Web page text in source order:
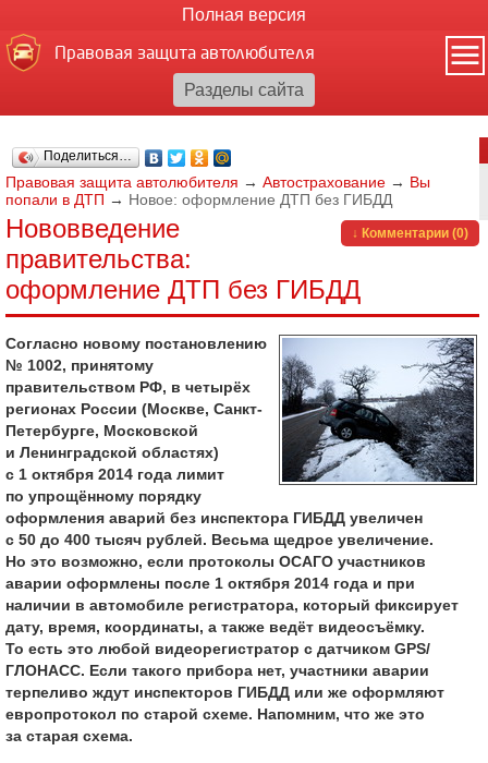
Полная версия
Правовая защита автолюбителя
Поделиться…
Правовая защита автолюбителя → Автострахование → Вы
попали в ДТП → Новое: оформление ДТП без ГИБДД
↓ Комментарии (0)
Нововведение
правительства:
оформление ДТП без ГИБДД
Согласно новому постановлению
№ 1002, принятому
правительством РФ, в четырёх
регионах России (Москве, Санкт-
Петербурге, Московской
и Ленинградской областях)
с 1 октября 2014 года лимит
по упрощённому порядку
оформления аварий без инспектора ГИБДД увеличен
с 50 до 400 тысяч рублей. Весьма щедрое увеличение.
Но это возможно, если протоколы ОСАГО участников
аварии оформлены после 1 октября 2014 года и при
наличии в автомобиле регистратора, который фиксирует
дату, время, координаты, а также ведёт видеосъёмку.
То есть это любой видеорегистратор с датчиком GPS/
ГЛОНАСС. Если такого прибора нет, участники аварии
терпеливо ждут инспекторов ГИБДД или же оформляют
европротокол по старой схеме. Напомним, что же это
за старая схема.